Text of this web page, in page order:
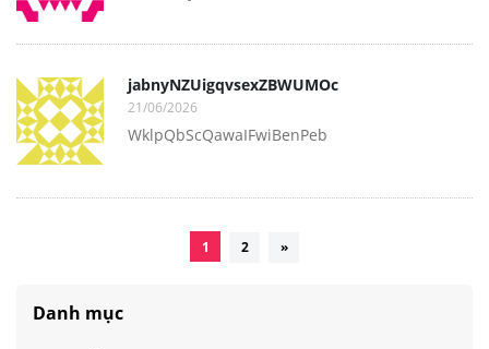
jabnyNZUigqvsexZBWUMOc
21/06/2026
WklpQbScQawaIFwiBenPeb
1 2 »
Danh mục